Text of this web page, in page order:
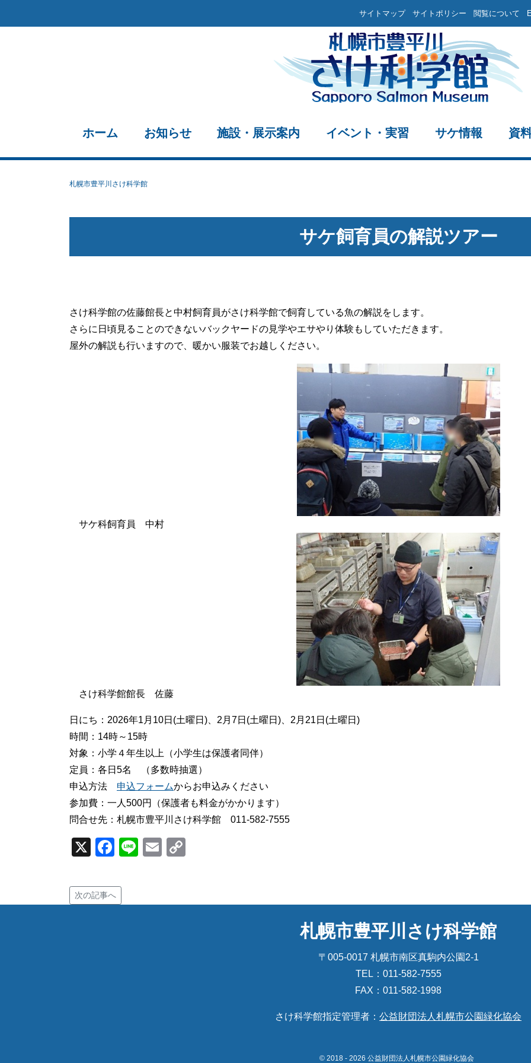
サイトマップ サイトポリシー 閲覧について
ホーム お知らせ 施設・展示案内 イベント・実習 サケ情報 資
札幌市豊平川さけ科学館
サケ飼育員の解説ツアー
さけ科学館の佐藤館長と中村飼育員がさけ科学館で飼育している魚の解説をします。
さらに日頃見ることのできないバックヤードの見学やエサやり体験もしていただきます。
屋外の解説も行いますので、暖かい服装でお越しください。
サケ科飼育員 中村
さけ科学館館長 佐藤
日にち：2026年1月10日(土曜日)、2月7日(土曜日)、2月21日(土曜日)
時間：14時～15時
対象：小学４年生以上（小学生は保護者同伴）
定員：各日5名 （多数時抽選）
申込方法 申込フォームからお申込みください
参加費：一人500円（保護者も料金がかかります）
問合せ先：札幌市豊平川さけ科学館 011-582-7555
X Facebook
LineEmail
次の記事へ
札幌市豊平川さけ科学館
〒005-0017 札幌市南区真駒内公園2-1
TEL： 011-582-7555
FAX：011-582-1998
さけ科学館指定管理者： 公益財団法人札幌市公園緑化協会
© 2018 - 2026 公益財団法人札幌市公園緑化協会